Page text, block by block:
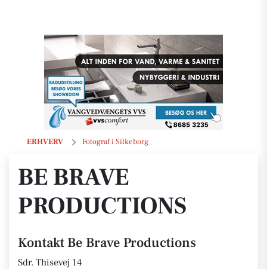
ERHVERV Fotograf i Silkeborg
Be Brave Productions
BE BRAVE
PRODUCTIONS
Kontakt Be Brave Productions
Sdr. Thisevej 14